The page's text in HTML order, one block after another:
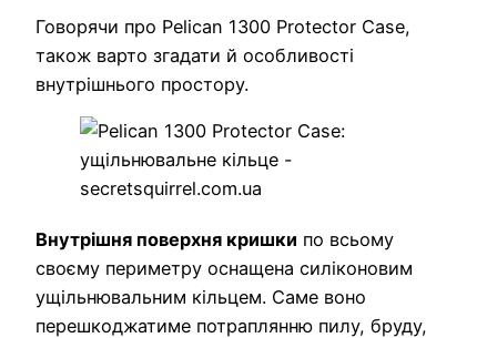
Говорячи про Pelican 1300 Protector Case,
також варто згадати й особливості
внутрішнього простору.
Внутрішня поверхня кришки по всьому
своєму периметру оснащена силіконовим
ущільнювальним кільцем. Саме воно
перешкоджатиме потраплянню пилу, бруду,